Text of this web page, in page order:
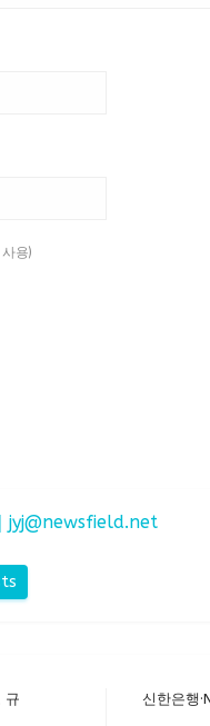
용)
jyj@newsfield.net
규
신한은행